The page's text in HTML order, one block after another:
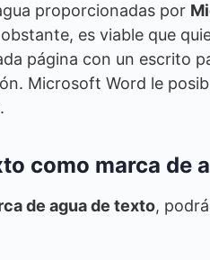
proporcionadas por
es viable que
página con un escrito
Microsoft Word le
como marca de
de agua de texto,